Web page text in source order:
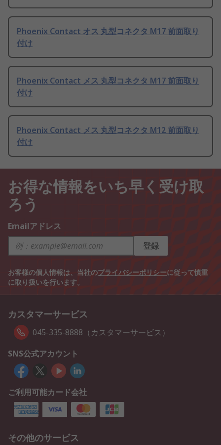
Phoenix Contact オス 丸型コネクタ M17 前面取り
付け
Phoenix Contact メス 丸型コネクタ M17 前面取り
付け
Phoenix Contact メス 丸型コネクタ M12 前面取り
付け
お得な情報をいち早く受け取
ろう
Emailアドレス
登録
お客様の個人情報は、当社のプライバシーポリシーに従って慎重
に取り扱いを行います。
カスタマーサービス
045-335-8888（カスタマーサービス）
SNS公式アカウント
ご利用可能カード会社
その他のサービス